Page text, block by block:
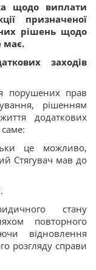
щодо виплати
призначеної
рішень щодо
має.
заходів
порушених прав
рішенням
додаткових
це можливо,
Стягувач мав до
стану
повторного
відновлення
розгляду справи